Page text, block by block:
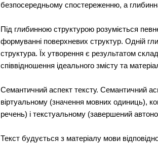
безпосередньому спостереженню, а
Під глибинною структурою розуміється
формуванні поверхневих структур. Одній
структура. Їх утворення є результатом
співвідношення ідеального змісту та
Семантичний аспект тексту. Семантичний
віртуальному (значення мовних одиниць),
речень) і текстуальному (завершений
Текст будується з матеріалу мови